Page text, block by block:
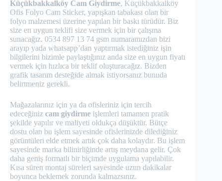
Küçükbakkalköy Cam Giydirme, Küçükbakkalköy
Ofis Folyo Cam Sticker, yapışkan tabakası olan bir
folyo malzemesi üzerine yapılan bir baskı türüdür. Biz
size en uygun teklifi size vermek için bir çalışma
sunacağız. 0534 897 13 74 gsm numaramızdan bizi
arayıp yada whatsapp’dan yaptırmak istediğiniz işin
bilgilerini bizimle paylaştığınız anda size en uygun fiyatı
vermek için hızlıca bir teklif oluşturacağız. Bizden
grafik tasarım desteğide almak istiyorsanız bunuda
belirtmeniz gerekli.
Mağazalarınız için ya da ofisleriniz için tercih
edeceğiniz cam giydirme işlemleri tamamen pratik
şekilde yapılır ve maliyeti oldukça düşüktür. Bütçe
dostu olan bu işlem sayesinde ofislerinizde dilediğiniz
görüntüleri elde etmek artık çok daha kolaydır. Bu işlem
sayesinde marka bilinirliğinde artış meydana gelir. Çok
daha geniş formatlı bir biçimde uygulama yapılabilir.
Kısa süren montaj süreleri sayesinde uzun dakikalar
boyunca beklemek zorunda kalmazsınız.